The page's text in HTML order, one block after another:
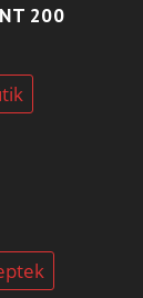
200